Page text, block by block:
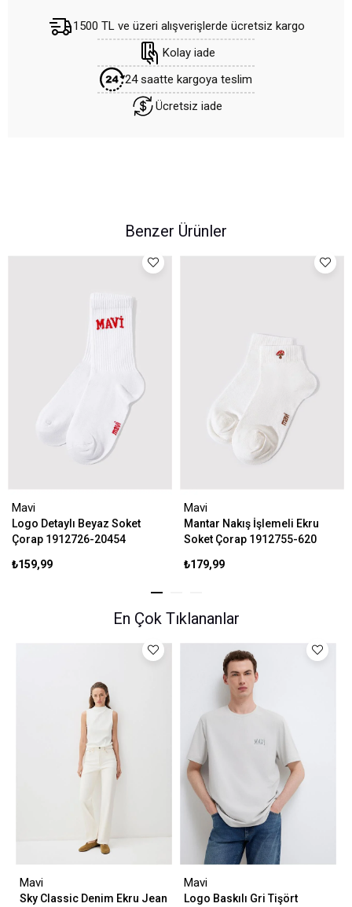
1500 TL ve üzeri alışverişlerde ücretsiz kargo
Kolay iade
24 saatte kargoya teslim
Ücretsiz iade
Benzer Ürünler
Mavi
Logo Detaylı Beyaz Soket
Çorap 1912726-20454
₺159,99
Mavi
Mantar Nakış İşlemeli Ekru
Soket Çorap 1912755-620
₺179,99
En Çok Tıklananlar
Mavi
Sky Classic Denim Ekru Jean
Mavi
Logo Baskılı Gri Tişört